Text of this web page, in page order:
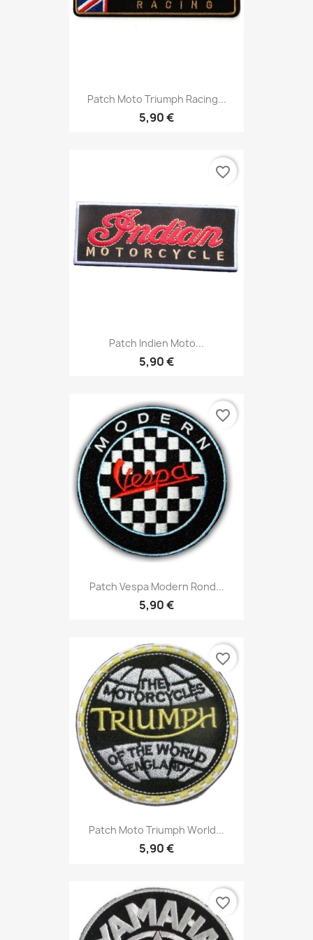
Patch Moto Triumph Racing...
5,90 €
Patch Indien Moto...
5,90 €
favorite_border
Patch Vespa Modern Rond...
5,90 €
favorite_border
Patch Moto Triumph World...
5,90 €
favorite_border
favorite_border